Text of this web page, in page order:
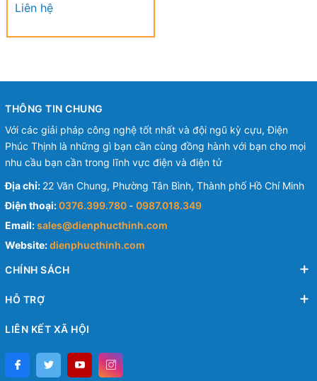
NON-INSULATED COPPER
TUBULAR LUGS (TL
Liên hệ
THÔNG TIN CHUNG
Với các giải pháp công nghệ tốt nhất và đội ngũ kỳ cựu, Điện
Phúc Thịnh là những gì bạn cần cùng đồng hành với bạn cho mọi
nhu cầu bạn cần trong lĩnh vực điện và điện tử
Địa chỉ: 22 Văn Chung, Phường Tân Bình, Thành phố Hồ Chí Minh
Điện thoại:0376.399.780 - 0987.018.349
Email:sales@dienphucthinh.com
Website:dienphucthinh.com
CHÍNH SÁCH
HỖ TRỢ
LIÊN KẾT XÃ HỘI